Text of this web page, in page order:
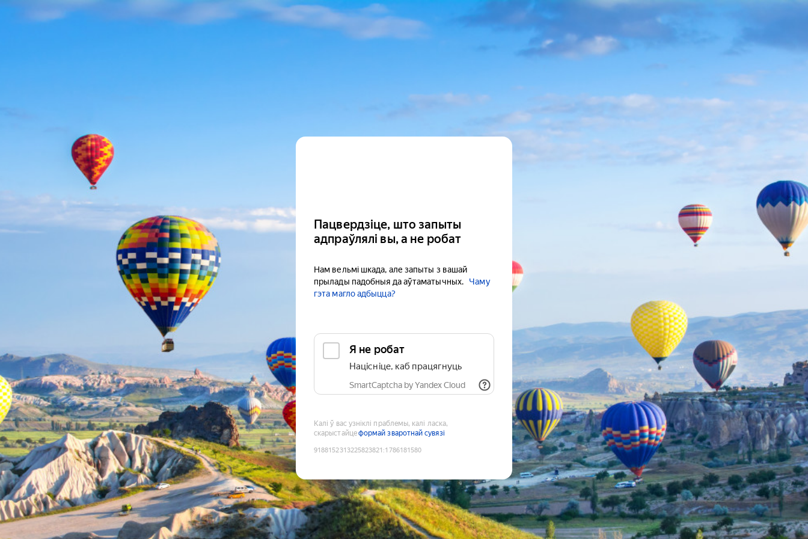
Пацвердзіце, што запыты
адпраўлялі вы, а не робат
Нам вельмі шкада, але запыты з вашай
прылады падобныя да аўтаматычных.
Чаму
гэта магло адбыцца?
Я не робат
Націсніце, каб працягнуць
SmartCaptcha by Yandex Cloud
Калі ў вас узніклі праблемы, калі ласка,
скарыстайцеформай зваротнай сувязі
9188152313225823821 :1786181580